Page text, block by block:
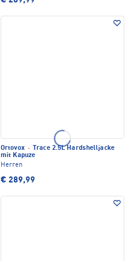
Ortovox ·
Trace 2.5L Hardshelljacke
mit Kapuze
Herren
€ 289,99